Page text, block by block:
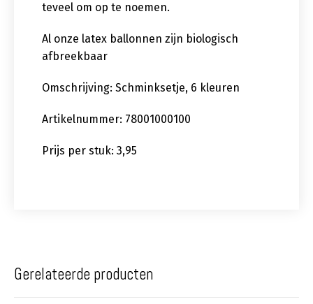
teveel om op te noemen.
Al onze latex ballonnen zijn biologisch
afbreekbaar
Omschrijving: Schminksetje, 6 kleuren
Artikelnummer: 78001000100
Prijs per stuk: 3,95
Gerelateerde producten